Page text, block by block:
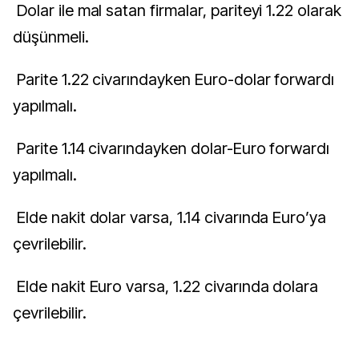
Dolar ile mal satan firmalar, pariteyi 1.22 olarak
düşünmeli.
Parite 1.22 civarındayken Euro-dolar forwardı
yapılmalı.
Parite 1.14 civarındayken dolar-Euro forwardı
yapılmalı.
Elde nakit dolar varsa, 1.14 civarında Euro’ya
çevrilebilir.
Elde nakit Euro varsa, 1.22 civarında dolara
çevrilebilir.